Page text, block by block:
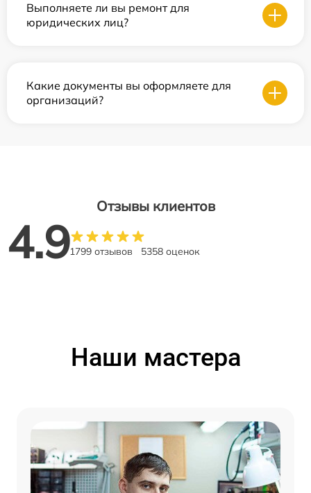
Выполняете ли вы ремонт для
юридических лиц?
Какие документы вы оформляете для
организаций?
Отзывы клиентов
4.91799 отзывов 5358 оценок
Наши мастера